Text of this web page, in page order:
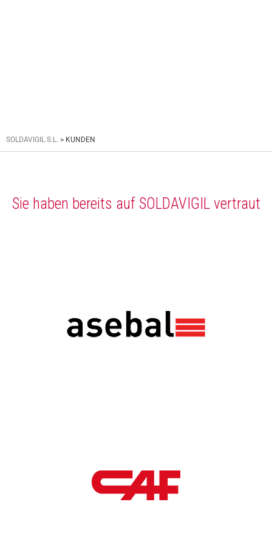
SOLDAVIGIL S.L. > KUNDEN
Sie haben bereits auf SOLDAVIGIL vertraut